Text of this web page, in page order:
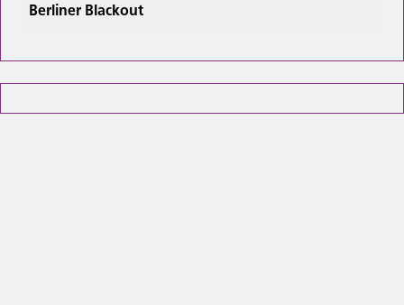
Berliner Blackout